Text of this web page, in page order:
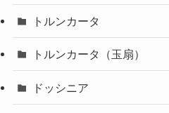
トルンカータ
トルンカータ（玉扇）
ドッシニア